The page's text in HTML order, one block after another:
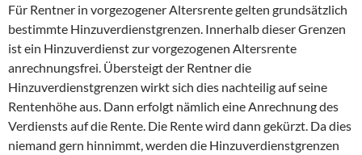
Für Rentner in vorgezogener Altersrente gelten grundsätzlich
bestimmte Hinzuverdienstgrenzen. Innerhalb dieser Grenzen
ist ein Hinzuverdienst zur vorgezogenen Altersrente
anrechnungsfrei. Übersteigt der Rentner die
Hinzuverdienstgrenzen wirkt sich dies nachteilig auf seine
Rentenhöhe aus. Dann erfolgt nämlich eine Anrechnung des
Verdiensts auf die Rente. Die Rente wird dann gekürzt. Da dies
niemand gern hinnimmt, werden die Hinzuverdienstgrenzen